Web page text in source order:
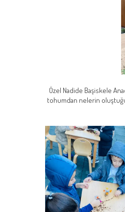
Özel Nadide Başiskele
tohumdan nelerin